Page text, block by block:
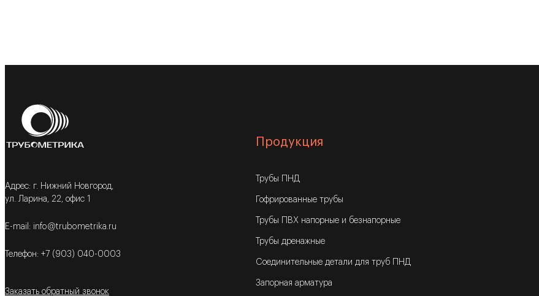
Адрес: г. Нижний Новгород,
ул. Ларина, 22, офис 1
E-mail: info@trubometrika.ru
Телефон: +7 (903) 040-0003
Заказать обратный звонок
Продукция
Трубы ПНД
Гофрированные трубы
Трубы ПВХ напорные и безнапорные
Трубы дренажные
Соединительные детали для труб ПНД
Запорная арматура